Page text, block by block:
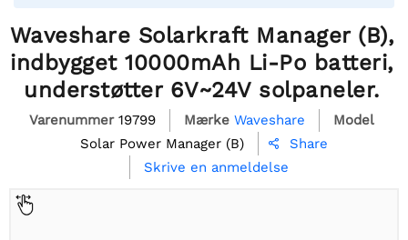
Waveshare Solarkraft Manager (B),
indbygget 10000mAh Li-Po batteri,
understøtter 6V~24V solpaneler.
Varenummer 19799 Mærke Waveshare
Model
Solar Power Manager (B)

Share
Skrive en anmeldelse